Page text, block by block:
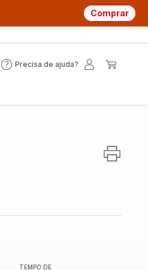
Comprar
Precisa de ajuda?
Precisa
TEMPO DE